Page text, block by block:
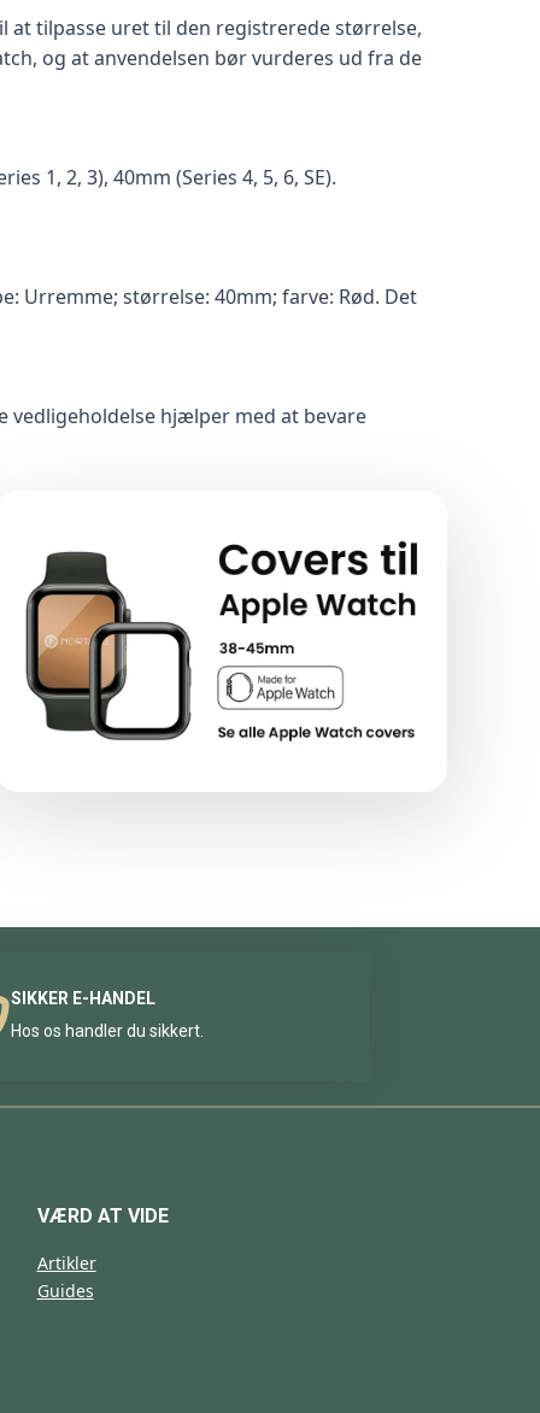
at tilpasse uret til den registrerede størrelse,
og at anvendelsen bør vurderes ud fra de
1, 2, 3), 40mm (Series 4, 5, 6, SE).
Urremme; størrelse: 40mm; farve: Rød. Det
vedligeholdelse hjælper med at bevare
SIKKER E-HANDEL
Hos os handler du sikkert.
VÆRD AT VIDE
Artikler
Guides